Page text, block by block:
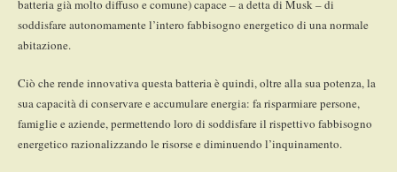
batteria già molto diffuso e comune) capace – a detta di Musk – di
soddisfare autonomamente l’intero fabbisogno energetico di una normale
abitazione.
Ciò che rende innovativa questa batteria è quindi, oltre alla sua potenza, la
sua capacità di conservare e accumulare energia: fa risparmiare persone,
famiglie e aziende, permettendo loro di soddisfare il rispettivo fabbisogno
energetico razionalizzando le risorse e diminuendo l’inquinamento.